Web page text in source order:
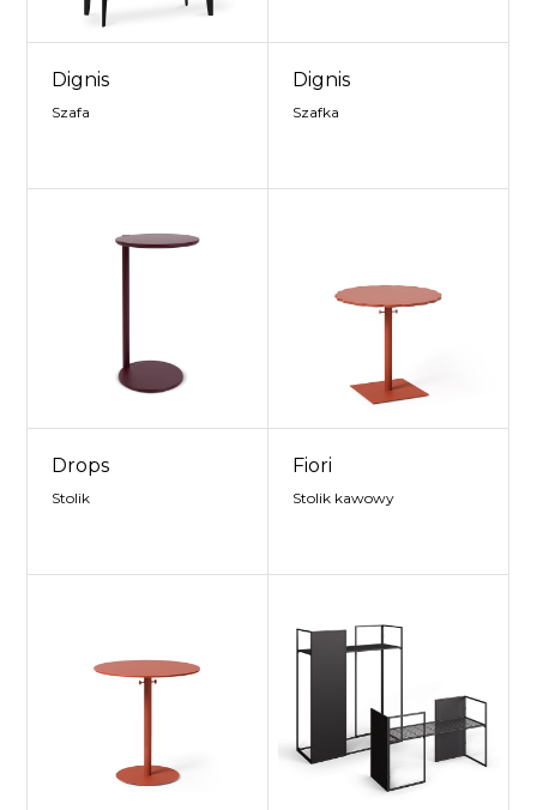
Dignis
Szafa
Dignis
Szafka
Drops
Stolik
Fiori
Stolik kawowy